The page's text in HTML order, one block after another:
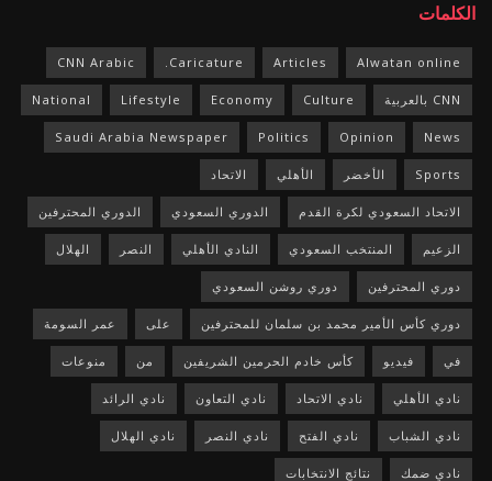
الكلمات
Alwatan online
Articles
Caricature.
CNN Arabic
CNN بالعربية Culture
Economy
Lifestyle
National
News
Opinion
Politics
Saudi Arabia Newspaper
Sports الأخضر الأهلي الاتحاد
الاتحاد السعودي لكرة القدم الدوري السعودي الدوري المحترفين
الزعيم المنتخب السعودي النادي الأهلي النصر الهلال
دوري المحترفين دوري روشن السعودي
دوري كأس الأمير محمد بن سلمان للمحترفين على عمر السومة
في فيديو كأس خادم الحرمين الشريفين من منوعات
نادي الأهلي نادي الاتحاد نادي التعاون نادي الرائد
نادي الشباب نادي الفتح نادي النصر نادي الهلال
نادي ضمك نتائج الانتخابات